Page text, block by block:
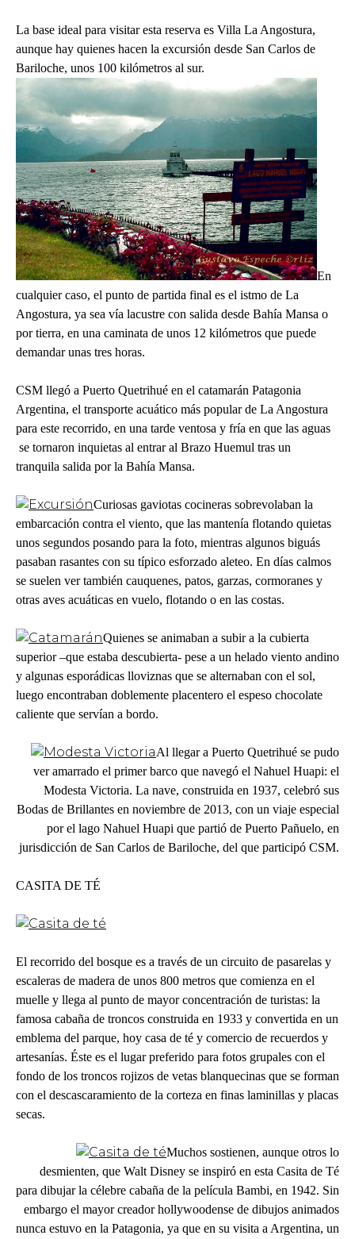
La base ideal para visitar esta reserva es Villa La Angostura,
aunque hay quienes hacen la excursión desde San Carlos de
Bariloche, unos 100 kilómetros al sur.
En
cualquier caso, el punto de partida final es el istmo de La
Angostura, ya sea vía lacustre con salida desde Bahía Mansa o
por tierra, en una caminata de unos 12 kilómetros que puede
demandar unas tres horas.
CSM llegó a Puerto Quetrihué en el catamarán Patagonia
Argentina, el transporte acuático más popular de La Angostura
para este recorrido, en una tarde ventosa y fría en que las aguas
se tornaron inquietas al entrar al Brazo Huemul tras un
tranquila salida por la Bahía Mansa.
Curiosas gaviotas cocineras sobrevolaban la
embarcación contra el viento, que las mantenía flotando quietas
unos segundos posando para la foto, mientras algunos biguás
pasaban rasantes con su típico esforzado aleteo. En días calmos
se suelen ver también cauquenes, patos, garzas, cormoranes y
otras aves acuáticas en vuelo, flotando o en las costas.
Quienes se animaban a subir a la cubierta
superior –que estaba descubierta- pese a un helado viento andino
y algunas esporádicas lloviznas que se alternaban con el sol,
luego encontraban doblemente placentero el espeso chocolate
caliente que servían a bordo.
Al llegar a Puerto Quetrihué se pudo
ver amarrado el primer barco que navegó el Nahuel Huapi: el
Modesta Victoria. La nave, construida en 1937, celebró sus
Bodas de Brillantes en noviembre de 2013, con un viaje especial
por el lago Nahuel Huapi que partió de Puerto Pañuelo, en
jurisdicción de San Carlos de Bariloche, del que participó CSM.
CASITA DE TÉ
El recorrido del bosque es a través de un circuito de pasarelas y
escaleras de madera de unos 800 metros que comienza en el
muelle y llega al punto de mayor concentración de turistas: la
famosa cabaña de troncos construida en 1933 y convertida en un
emblema del parque, hoy casa de té y comercio de recuerdos y
artesanías. Éste es el lugar preferido para fotos grupales con el
fondo de los troncos rojizos de vetas blanquecinas que se forman
con el descascaramiento de la corteza en finas laminillas y placas
secas.
Muchos sostienen, aunque otros lo
desmienten, que Walt Disney se inspiró en esta Casita de Té
para dibujar la célebre cabaña de la película Bambi, en 1942. Sin
embargo el mayor creador hollywoodense de dibujos animados
nunca estuvo en la Patagonia, ya que en su visita a Argentina, un